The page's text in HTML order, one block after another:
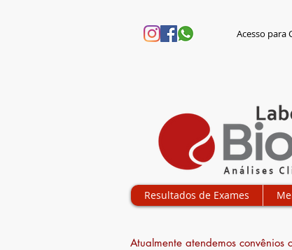
Acesso para
Resultados de Exames
Atualmente atendemos convênios